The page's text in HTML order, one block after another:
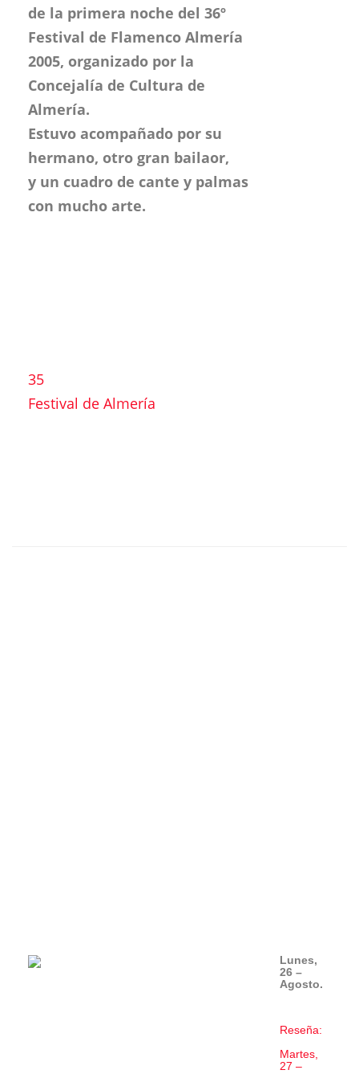
Estuvo acompañado por su
hermano, otro gran bailaor,
y un cuadro de cante y palmas
con mucho arte.
35
Festival de Almería
2005